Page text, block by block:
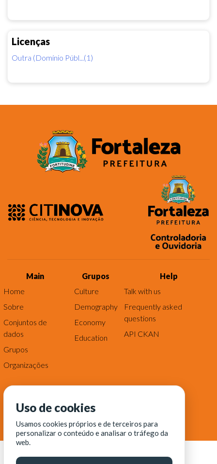
Licenças
Outra (Domínio Públ...(1)
Main
Home
Sobre
Conjuntos de
dados
Grupos
Organizações
Grupos
Culture
Demography
Economy
Education
Help
Talk with us
Frequently asked
questions
API CKAN
Uso de cookies
Usamos cookies próprios e de terceiros para
personalizar o conteúdo e analisar o tráfego da
web.